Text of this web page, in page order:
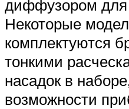
диффузором для
Некоторые
комплектуются
тонкими
насадок в
возможности